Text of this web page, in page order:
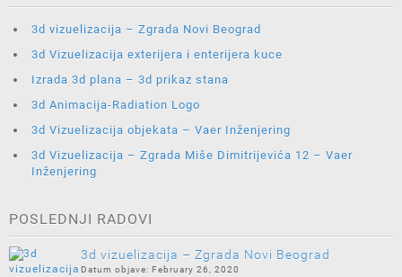
3d vizuelizacija – Zgrada Novi Beograd
3d Vizuelizacija exterijera i enterijera kuce
Izrada 3d plana – 3d prikaz stana
3d Animacija-Radiation Logo
3d Vizuelizacija objekata – Vaer Inženjering
3d Vizuelizacija – Zgrada Miše Dimitrijevića 12 – Vaer
Inženjering
POSLEDNJI RADOVI
3d vizuelizacija – Zgrada Novi Beograd
February 26, 2020